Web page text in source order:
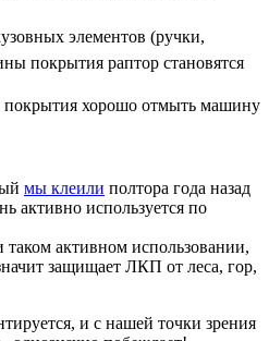
элементов (ручки,
покрытия раптор становятся
покрытия хорошо отмыть машину
мы клеили полтора года назад
активно используется по
активном использовании,
защищает ЛКП от леса, гор,
и с нашей точки зрения